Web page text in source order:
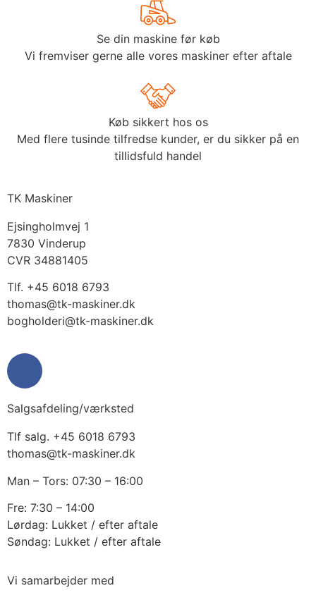
Se din maskine før køb
Vi fremviser gerne alle vores maskiner efter aftale
Køb sikkert hos os
Med flere tusinde tilfredse kunder, er du sikker på en
tillidsfuld handel
TK Maskiner
Ejsingholmvej 1
7830 Vinderup
CVR 34881405
​Tlf. +45 6018 6793
thomas@tk-maskiner.dk
bogholderi@tk-maskiner.dk
Salgsafdeling/værksted
Tlf salg. +45 6018 6793
thomas@tk-maskiner.dk
Man – Tors: 07:30 – 16:00
Fre: 7:30 – 14:00
Lørdag: Lukket / efter aftale
Søndag: Lukket / efter aftale
Vi samarbejder med